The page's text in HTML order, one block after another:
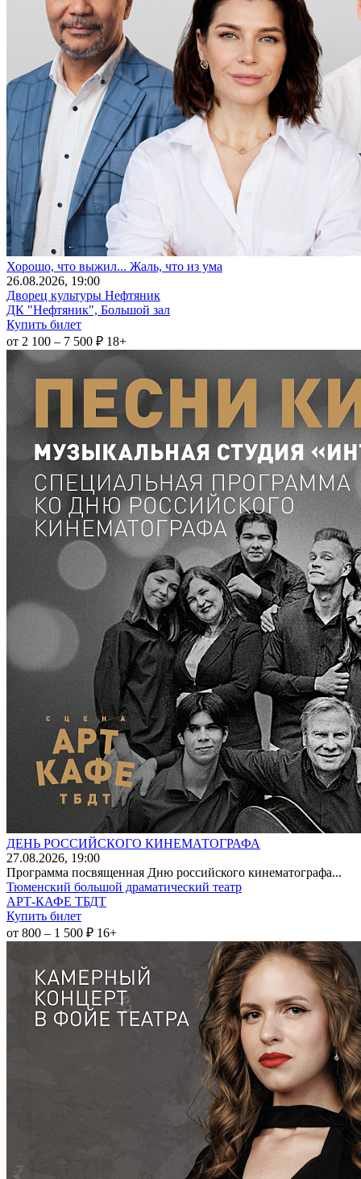
Хорошо, что выжил... Жаль, что из ума
26.08.2026, 19:00
Дворец культуры Нефтяник
ДК "Нефтяник", Большой зал
Купить билет
от 2 100 – 7 500 ₽ 18+
ДЕНЬ РОССИЙСКОГО КИНЕМАТОГРАФА
27.08.2026, 19:00
Программа посвященная Дню российского кинематографа...
Тюменский большой драматический театр
АРТ-КАФЕ ТБДТ
Купить билет
от 800 – 1 500 ₽ 16+